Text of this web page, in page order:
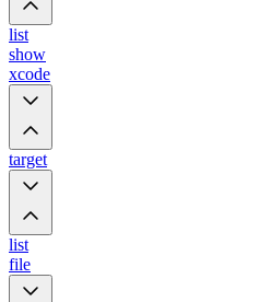
list
show
xcode
target
list
file